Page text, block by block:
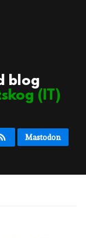
blog
(IT)
Mastodon